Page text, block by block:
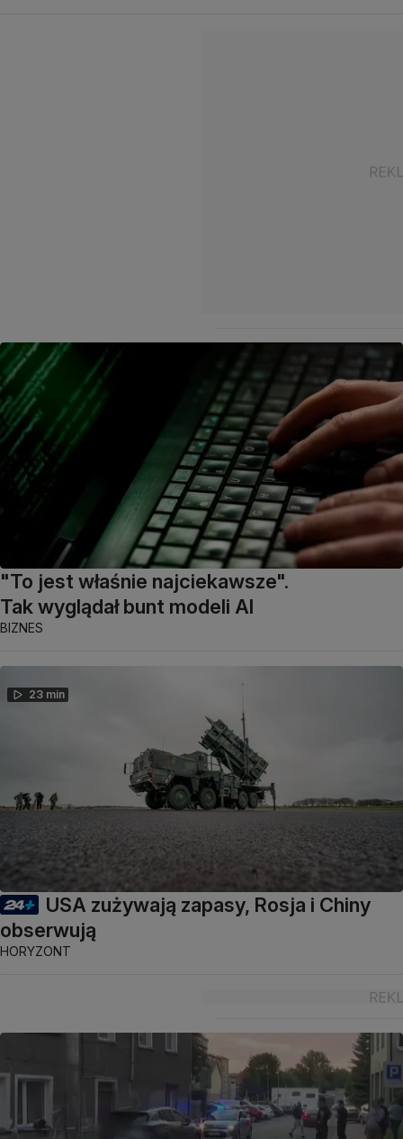
"To jest właśnie najciekawsze".
Tak wyglądał bunt modeli AI
BIZNES
23 min
USA zużywają zapasy, Rosja i Chiny
obserwują
HORYZONT